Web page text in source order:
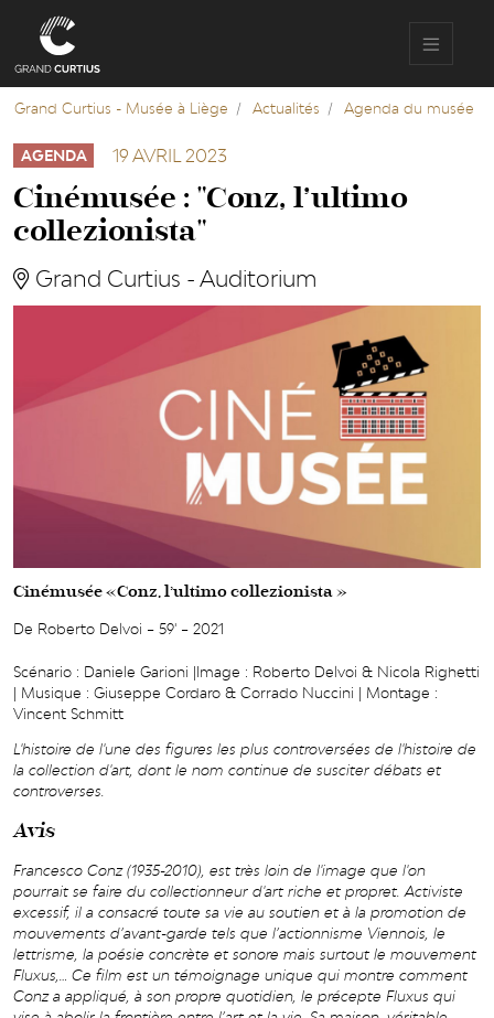
contenu
principal
Grand Curtius - Musée à Liège
Actualités Agenda du musée
AGENDA 19 AVRIL 2023
Cinémusée : "Conz, l’ultimo
collezionista"
Grand Curtius - Auditorium
Cinémusée «Conz, l’ultimo collezionista »
De Roberto Delvoi – 59' – 2021
Scénario : Daniele Garioni |Image : Roberto Delvoi & Nicola Righetti
| Musique : Giuseppe Cordaro & Corrado Nuccini | Montage :
Vincent Schmitt
L'histoire de l'une des figures les plus controversées de l'histoire de
la collection d'art, dont le nom continue de susciter débats et
controverses.
Avis
Francesco Conz (1935-2010), est très loin de l'image que l'on
pourrait se faire du collectionneur d'art riche et propret. Activiste
excessif, il a consacré toute sa vie au soutien et à la promotion de
mouvements d’avant-garde tels que l’actionnisme Viennois, le
lettrisme, la poésie concrète et sonore mais surtout le mouvement
Fluxus,… Ce film est un témoignage unique qui montre comment
Conz a appliqué, à son propre quotidien, le précepte Fluxus qui